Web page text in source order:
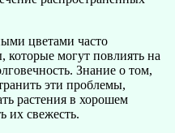
цветами часто
которые могут повлиять на
Знание о том,
эти проблемы,
растения в хорошем
их свежесть.